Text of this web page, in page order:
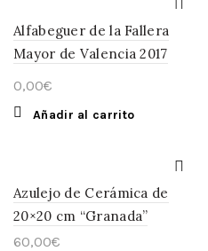
Alfabeguer de la Fallera
Mayor de Valencia 2017
0,00€
Añadir al carrito
Azulejo de Cerámica de
20×20 cm “Granada”
60,00€